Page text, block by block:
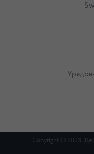
Copyright © 2023.